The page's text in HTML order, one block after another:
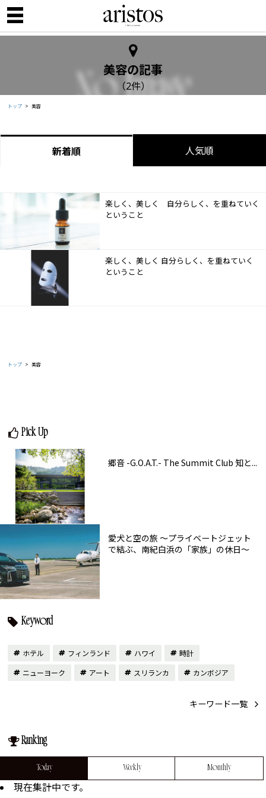
美容の記事
（2件）
トップ 美容
新着順 人気順
楽しく、美しく 自分らしく、を重ねていく
ということ
楽しく、美しく 自分らしく、を重ねていく
ということ
トップ 美容
Pick Up
郷音 -G.O.A.T.- The Summit Club 知と...
愛犬と空の旅 ～プライベートジェット
で結ぶ、南紀白浜の「家族」の休日～
Keyword
ホテル フィンランド ハワイ
時計
ニューヨーク
アート スリランカ カンボジア
キーワード一覧
Ranking
Today Weekly Monthly
現在集計中です。